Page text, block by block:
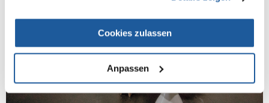
Cookies zulassen
Anpassen